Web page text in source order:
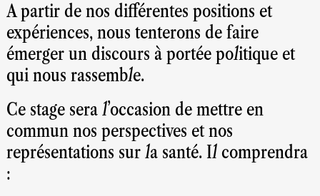
A partir de nos différentes positions et
expériences, nous tenterons de faire
émerger un discours à portée politique et
qui nous rassemble.
Ce stage sera l'occasion de mettre en
commun nos perspectives et nos
représentations sur la santé. Il comprendra
: